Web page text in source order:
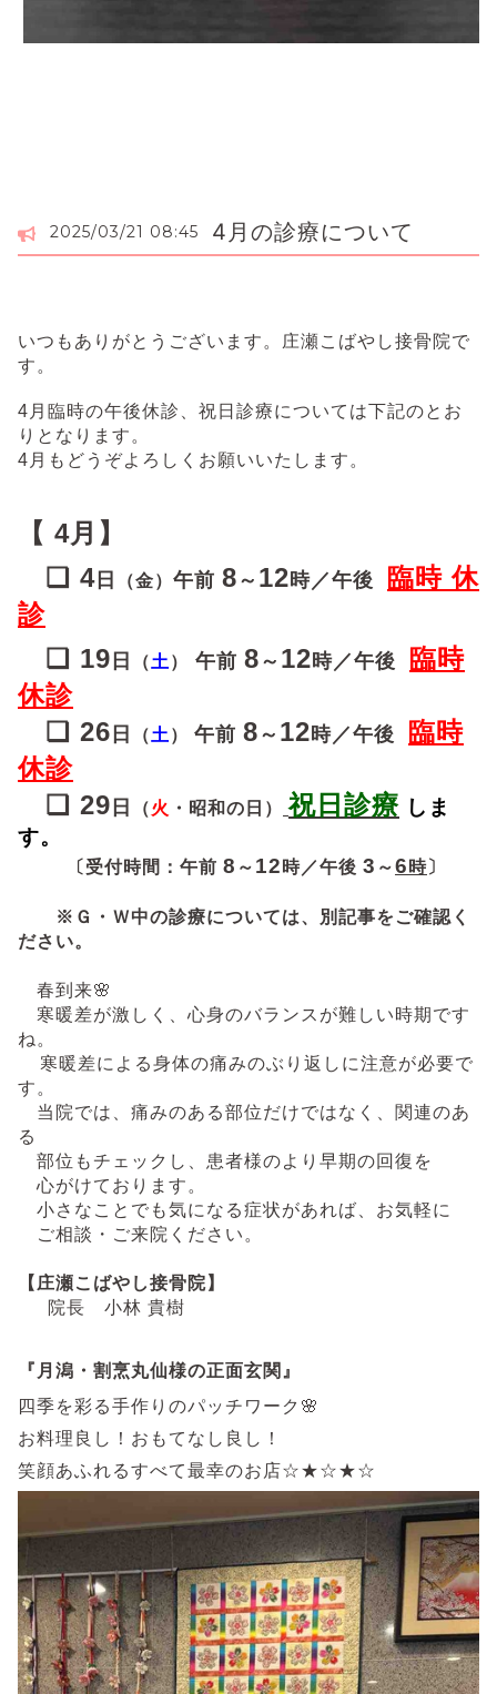
2025/03/21 08:45 4月の診療について
いつもありがとうございます。庄瀬こばやし接骨院で
す。
4月臨時の午後休診、祝日診療については下記のとお
りとなります。
4月もどうぞよろしくお願いいたします。
【 4月】
❏ 4 日 （金） 午前 8 ～ 12時／午後
臨時 休
診
❏ 19 日 （土） 午前 8 ～ 12時／午後
臨時
休診
❏ 26 日 （土） 午前 8 ～ 12時／午後
臨時
休診
❏ 29 日 （火 ・ 昭和の日 ） 祝日診療 しま
す。
〔受付時間：午前 8 ～ 12時／午後 3 ～6時〕
※Ｇ・Ｗ中の診療については、別記事をご確認く
ださい。
春到来🌸
寒暖差が激しく、心身のバランスが難しい時期です
ね。
寒暖差による身体の痛みのぶり返しに注意が必要で
す。
当院では、痛みのある部位だけではなく、関連のあ
る
部位もチェックし、患者様のより早期の回復を
心がけております。
小さなことでも気になる症状があれば、お気軽に
ご相談・ご来院ください。
【庄瀬こばやし接骨院】
院長 小林 貴樹
『月潟・割烹丸仙様の正面玄関』
四季を彩る手作りのパッチワーク🌸
お料理良し！おもてなし良し！
笑顔あふれるすべて最幸のお店☆★☆★☆